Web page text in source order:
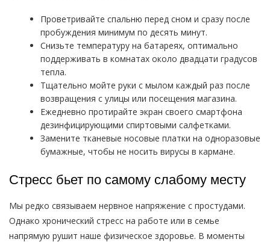
Проветривайте спальню перед сном и сразу после
пробуждения минимум по десять минут.
Снизьте температуру на батареях, оптимально
поддерживать в комнатах около двадцати градусов
тепла.
Тщательно мойте руки с мылом каждый раз после
возвращения с улицы или посещения магазина.
Ежедневно протирайте экран своего смартфона
дезинфицирующими спиртовыми салфетками.
Замените тканевые носовые платки на одноразовые
бумажные, чтобы не носить вирусы в кармане.
Стресс бьет по самому слабому месту
Мы редко связываем нервное напряжение с простудами.
Однако хронический стресс на работе или в семье
напрямую рушит наше физическое здоровье. В моменты